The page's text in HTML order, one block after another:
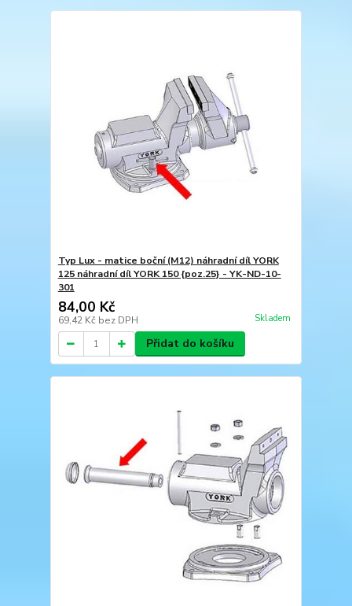
Typ Lux - matice boční (M12) náhradní díl YORK
125 náhradní díl YORK 150 {poz.25} - YK-ND-10-
301
84,00 Kč
69,42 Kč bez DPH Skladem
Přidat do košíku